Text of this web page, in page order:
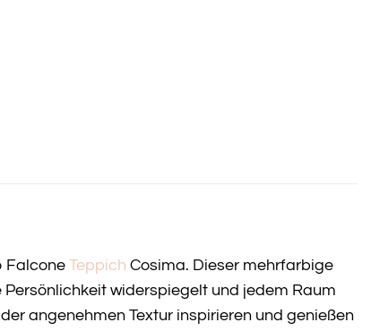
Falcone Teppich Cosima. Dieser mehrfarbige
widerspiegelt und jedem Raum
angenehmen Textur inspirieren und genießen